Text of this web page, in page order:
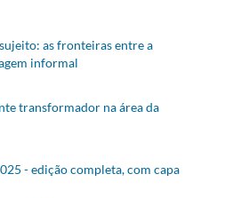
as fronteiras entre a
informal
transformador na área da
- edição completa, com capa